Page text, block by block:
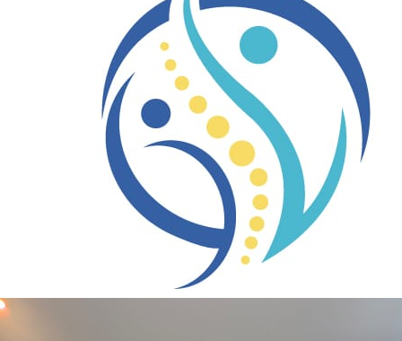
مقالات
أسئلة شائعة